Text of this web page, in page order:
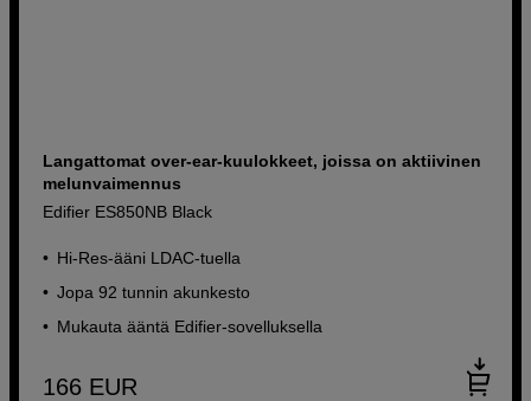
Langattomat over-ear-kuulokkeet, joissa on aktiivinen
melunvaimennus
Edifier ES850NB Black
Hi-Res-ääni LDAC-tuella
Jopa 92 tunnin akunkesto
Mukauta ääntä Edifier-sovelluksella
166 EUR